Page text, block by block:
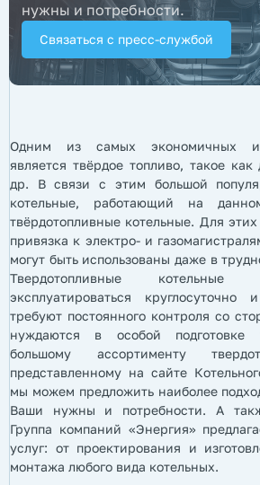
нужны и потребности.
Связаться с пресс-службой
Одним из самых экономичных
является твёрдое топливо, такое
др. В связи с этим большой
котельные, работающий на
твёрдотопливные котельные. Для
привязка к электро- и
могут быть использованы даже в
Твердотопливные
эксплуатироваться
требуют постоянного контроля со
нуждаются в особой подготовке
большому ассортименту
представленному на сайте
мы можем предложить наиболее
Ваши нужны и потребности. А
Группа компаний «Энергия»
услуг: от проектирования и
монтажа любого вида котельных.